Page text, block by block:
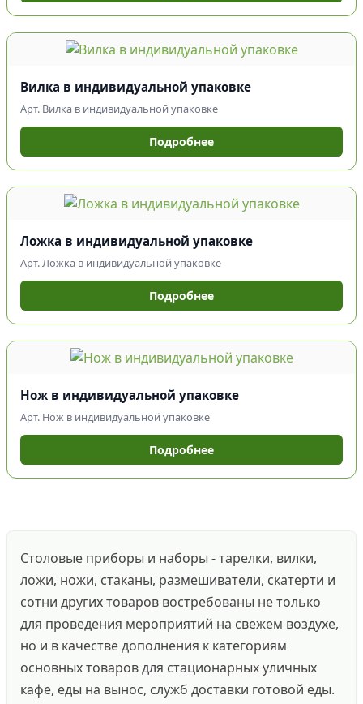
Вилка в индивидуальной упаковке
Арт. Вилка в индивидуальной упаковке
Подробнее
Ложка в индивидуальной упаковке
Арт. Ложка в индивидуальной упаковке
Подробнее
Нож в индивидуальной упаковке
Арт. Нож в индивидуальной упаковке
Подробнее
Столовые приборы и наборы - тарелки, вилки,
ложи, ножи, стаканы, размешиватели, скатерти и
сотни других товаров востребованы не только
для проведения мероприятий на свежем воздухе,
но и в качестве дополнения к категориям
основных товаров для стационарных уличных
кафе, еды на вынос, служб доставки готовой еды.